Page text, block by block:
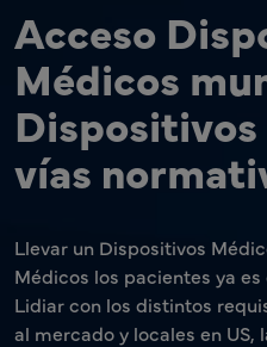
Acceso
Médicos
vías
Llevar un Dispositivos
Médicos los pacientes ya
Lidiar con los distintos
al mercado y locales en US,